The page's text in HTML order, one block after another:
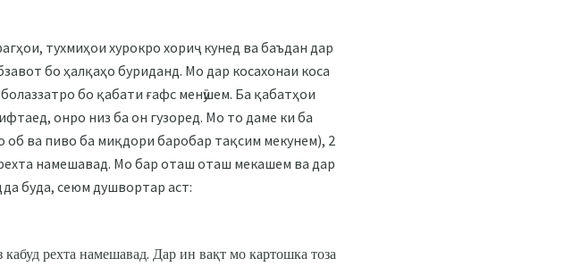
тухмиҳои хурокро хориҷ кунед ва баъдан дар
бо ҳалқаҳо буриданд. Мо дар косахонаи коса
бо қабати ғафс менӯшем. Ба қабатҳои
онро низ ба он гузоред. Мо то даме ки ба
об ва пиво ба миқдори баробар тақсим мекунем), 2
намешавад. Мо бар оташ оташ мекашем ва дар
буда, сеюм душвортар аст:
рехта намешавад. Дар ин вақт мо картошка тоза